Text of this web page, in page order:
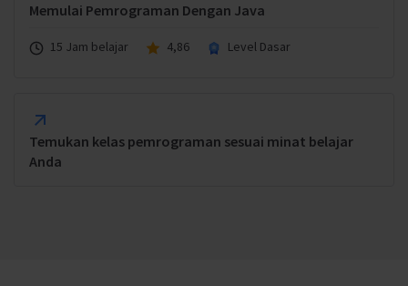
Memulai Pemrograman Dengan Java
15 Jam belajar 4,86 Level Dasar
Temukan kelas pemrograman sesuai minat belajar
Anda